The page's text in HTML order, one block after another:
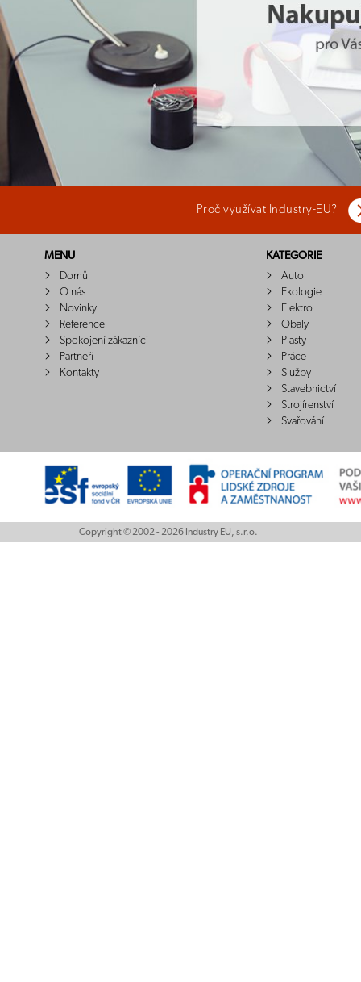
Proč využívat Industry-EU?
MENU
Domů
O nás
Novinky
Reference
Spokojení zákazníci
Partneři
Kontakty
KATEGORIE
Auto
Ekologie
Elektro
Obaly
Plasty
Práce
Služby
Stavebnictví
Strojírenství
Svařování
Copyright © 2002 - 2026 Industry EU, s.r.o.